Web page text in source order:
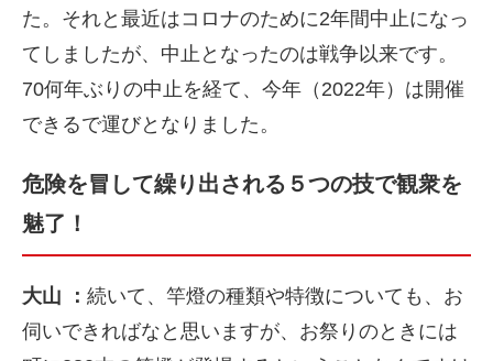
た。それと最近はコロナのために2年間中止になっ
てしましたが、中止となったのは戦争以来です。
70何年ぶりの中止を経て、今年（2022年）は開催
できるで運びとなりました。
危険を冒して繰り出される５つの技で観衆を
魅了！
大山 ： 続いて、竿燈の種類や特徴についても、お
伺いできればなと思いますが、お祭りのときには